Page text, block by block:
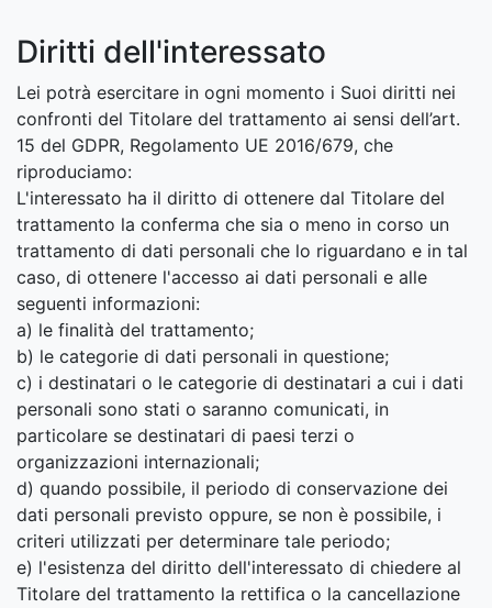
Diritti dell'interessato
Lei potrà esercitare in ogni momento i Suoi diritti nei
confronti del Titolare del trattamento ai sensi dell’art.
15 del GDPR, Regolamento UE 2016/679, che
riproduciamo:
L'interessato ha il diritto di ottenere dal Titolare del
trattamento la conferma che sia o meno in corso un
trattamento di dati personali che lo riguardano e in tal
caso, di ottenere l'accesso ai dati personali e alle
seguenti informazioni:
a) le finalità del trattamento;
b) le categorie di dati personali in questione;
c) i destinatari o le categorie di destinatari a cui i dati
personali sono stati o saranno comunicati, in
particolare se destinatari di paesi terzi o
organizzazioni internazionali;
d) quando possibile, il periodo di conservazione dei
dati personali previsto oppure, se non è possibile, i
criteri utilizzati per determinare tale periodo;
e) l'esistenza del diritto dell'interessato di chiedere al
Titolare del trattamento la rettifica o la cancellazione